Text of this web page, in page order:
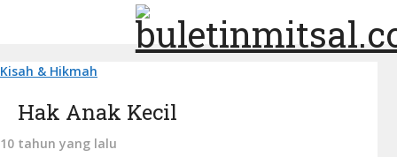
Kisah & Hikmah
Hak Anak Kecil
10 tahun yang lalu